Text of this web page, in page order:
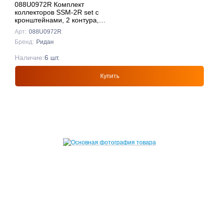
088U0972R Комплект
коллекторов SSM-2R set с
кронштейнами, 2 контура,
Ридан
Арт: 088U0972R
Бренд: Ридан
Купить
Наличие:6 шт.